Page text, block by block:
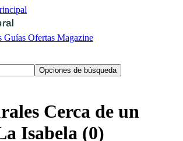
Guías Ofertas Magazine
Opciones de búsqueda
Cerca de un
Isabela (0)